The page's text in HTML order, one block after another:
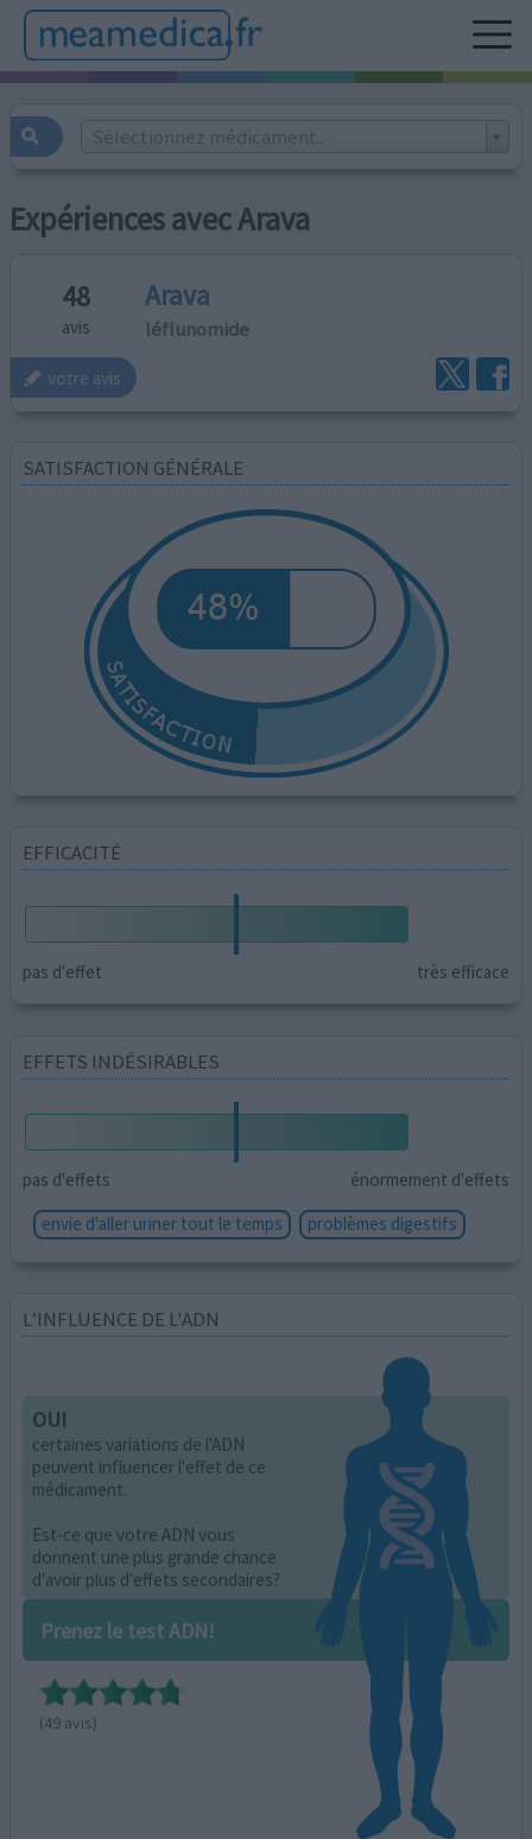
Sélectionnez médicament...
Expériences avec Arava
48
avis
Arava
léflunomide
votre avis
SATISFACTION GÉNÉRALE
EFFICACITÉ
pas d'effet très efficace
EFFETS INDÉSIRABLES
pas d'effets
énormement d'effets
envie d'aller uriner tout le temps
problèmes digestifs
L’INFLUENCE DE L'ADN
OUI
certaines variations de l'ADN
peuvent influencer l'effet de ce
médicament.
Est-ce que votre ADN vous
donnent une plus grande chance
d'avoir plus d'effets secondaires?
Prenez le test ADN!
(49 avis)